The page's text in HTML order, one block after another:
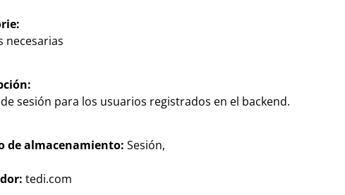
El Mundo de las marcas
y eficaces productos para
necesarias
sesión para los usuarios registrados en el backend.
de almacenamiento: Sesión,
tedi.com